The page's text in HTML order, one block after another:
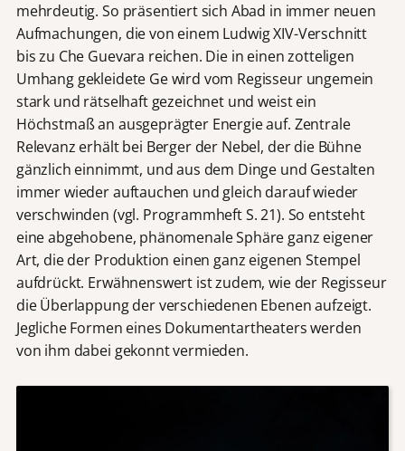
mehrdeutig. So präsentiert sich Abad in immer neuen
Aufmachungen, die von einem Ludwig XIV-Verschnitt
bis zu Che Guevara reichen. Die in einen zotteligen
Umhang gekleidete Ge wird vom Regisseur ungemein
stark und rätselhaft gezeichnet und weist ein
Höchstmaß an ausgeprägter Energie auf. Zentrale
Relevanz erhält bei Berger der Nebel, der die Bühne
gänzlich einnimmt, und aus dem Dinge und Gestalten
immer wieder auftauchen und gleich darauf wieder
verschwinden (vgl. Programmheft S. 21). So entsteht
eine abgehobene, phänomenale Sphäre ganz eigener
Art, die der Produktion einen ganz eigenen Stempel
aufdrückt. Erwähnenswert ist zudem, wie der Regisseur
die Überlappung der verschiedenen Ebenen aufzeigt.
Jegliche Formen eines Dokumentartheaters werden
von ihm dabei gekonnt vermieden.